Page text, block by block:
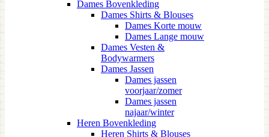
Dames Bovenkleding
Dames Shirts & Blouses
Dames Korte mouw
Dames Lange mouw
Dames Vesten &
Bodywarmers
Dames Jassen
Dames jassen
voorjaar/zomer
Dames jassen
najaar/winter
Heren Bovenkleding
Heren Shirts & Blouses